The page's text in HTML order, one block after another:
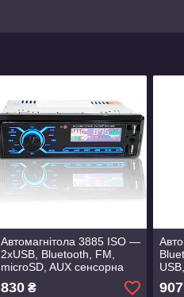
Автомагнітола 3885 ISO —
2xUSB, Bluetooth, FM,
microSD, AUX сенсорна
магнітола
830₴ 907